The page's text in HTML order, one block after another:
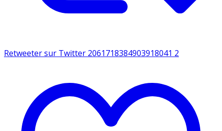
Retweeter sur Twitter 2061718384903918041 2